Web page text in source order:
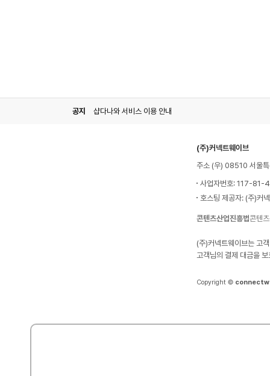
공지 샵다나와 서비스 이용 안내
(주)커넥트웨이브
주소 (우) 08510 서울
사업자번호: 117-81-
호스팅 제공자: (주)커
콘텐츠산업진흥법콘텐
(주)커넥트웨이브는 고
고객님의 결제 대금을
Copyright ©